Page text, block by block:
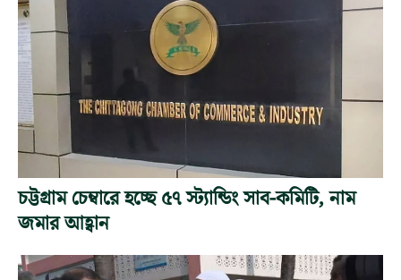
চট্টগ্রাম চেম্বারে হচ্ছে ৫৭ স্ট্যান্ডিং সাব-কমিটি, নাম
জমার আহ্বান